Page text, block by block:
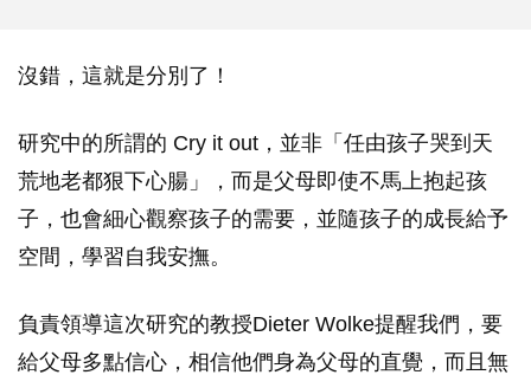
沒錯，這就是分別了！
研究中的所謂的 Cry it out，並非「任由孩子哭到天
荒地老都狠下心腸」，而是父母即使不馬上抱起孩
子，也會細心觀察孩子的需要，並隨孩子的成長給予
空間，學習自我安撫。
負責領導這次研究的教授Dieter Wolke提醒我們，要
給父母多點信心，相信他們身為父母的直覺，而且無